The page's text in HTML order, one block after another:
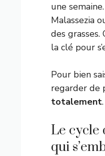
une
Malassezia
des
la clé pour
Pour bien
regarder de
totalement.
Le cycle
qui